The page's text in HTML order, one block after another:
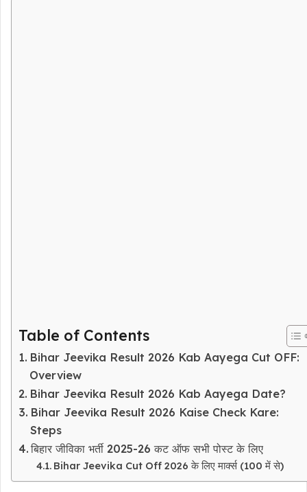
Table of Contents
Bihar Jeevika Result 2026 Kab Aayega Cut OFF:
Overview
Bihar Jeevika Result 2026 Kab Aayega Date?
Bihar Jeevika Result 2026 Kaise Check Kare:
Steps
बिहार जीविका भर्ती 2025-26 कट ऑफ सभी पोस्ट के लिए
Bihar Jeevika Cut Off 2026 के लिए मार्क्स (100 में से)